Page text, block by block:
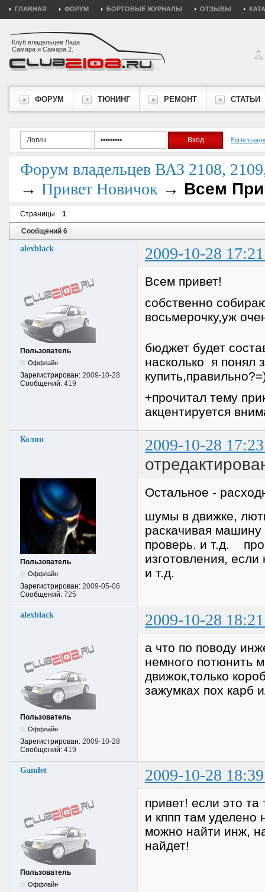
ГЛАВНАЯ ФОРУМ БОРТОВЫЕ ЖУРНАЛЫ ОТЗЫВЫ
Клуб владельцев Лада
Самара и Самара 2.
ФОРУМ ТЮНИНГ РЕМОНТ СТАТЬИ
Форум владельцев ВАЗ 2108,
→ Привет Новичок → Всем
Страницы 1
Сообщений 6
alexblack 2009-10-28
Пользователь
Оффлайн
Зарегистрирован: 2009-10-28
Сообщений: 419
Всем привет!
собственно
восьмерочку,уж
бюджет будет
насколько я понял
+прочитал тему
акцентируется
Колян 2009-10-28
Пользователь
Оффлайн
Зарегистрирован: 2009-05-06
Сообщений: 725
Остальное -
шумы в движке,
раскачивая машину
проверь. и т.д.
изготовления,
и т.д.
alexblack 2009-10-28
Пользователь
Оффлайн
Зарегистрирован: 2009-10-28
Сообщений: 419
а что по поводу
немного потюнить
движок,только
зажумках пох карб
Gamlet 2009-10-28
Пользователь
Оффлайн
привет! если это
и кппп там уделено
можно найти инж,
найдет!